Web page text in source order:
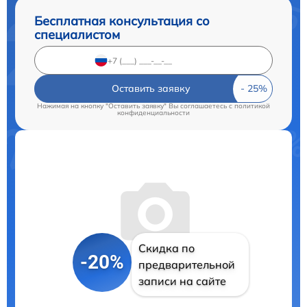
Бесплатная консультация со
специалистом
Оставить заявку
Нажимая на кнопку "Оставить заявку" Вы соглашаетесь cполитикой
конфиденциальности
-20%
Скидка по
предварительной
записи на сайте